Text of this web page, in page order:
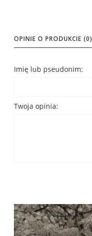
OPINIE O PRODUKCIE (0)
Imię lub pseudonim:
Twoja opinia: